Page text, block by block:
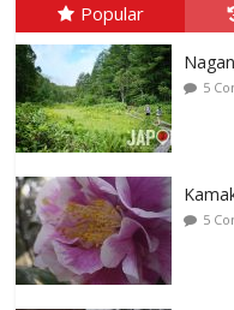
Popular
5
5